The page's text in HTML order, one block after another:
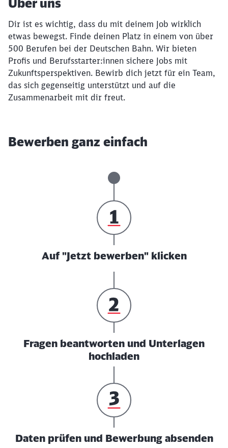
Dir ist es wichtig, dass du mit deinem Job wirklich
etwas bewegst. Finde deinen Platz in einem von über
500 Berufen bei der Deutschen Bahn. Wir bieten
Profis und Berufsstarter:innen sichere Jobs mit
Zukunftsperspektiven. Bewirb dich jetzt für ein Team,
das sich gegenseitig unterstützt und auf die
Zusammenarbeit mit dir freut.
Bewerben ganz einfach
Auf "Jetzt bewerben" klicken
Fragen beantworten und Unterlagen
hochladen
Daten prüfen und Bewerbung absenden